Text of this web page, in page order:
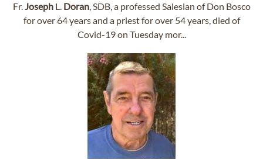
Fr.JosephL. Doran, SDB, a professed Salesian of Don Bosco
for over 64 years and a priest for over 54 years, died of
Covid-19 on Tuesday mor...